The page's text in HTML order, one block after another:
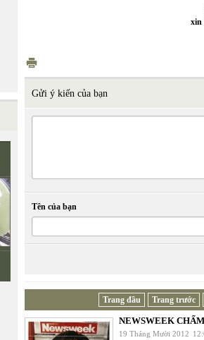
xin
Gửi ý kiến của bạn
Tên của bạn
Trang đầu Trang trước
NEWSWEEK
19 Tháng Mười 2012